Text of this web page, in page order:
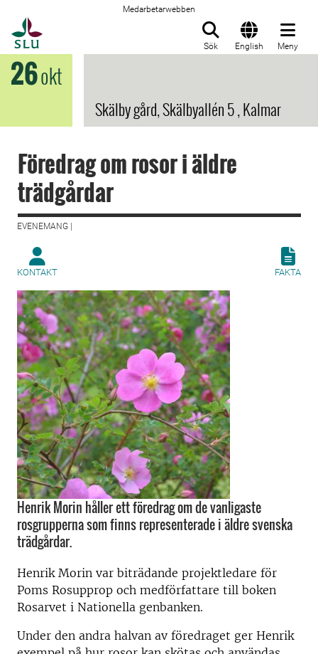
Medarbetarwebben
Sök English Meny
26okt
Skälby gård, Skälbyallén 5 , Kalmar
Föredrag om rosor i äldre
trädgårdar
EVENEMANG |
KONTAKT FAKTA
Henrik Morin håller ett föredrag om de vanligaste
rosgrupperna som finns representerade i äldre svenska
trädgårdar.
Henrik Morin var biträdande projektledare för
Poms Rosupprop och medförfattare till boken
Rosarvet i Nationella genbanken.
Under den andra halvan av föredraget ger Henrik